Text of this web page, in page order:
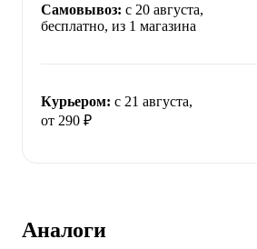
Самовывоз: c 20 августа,
бесплатно, из 1 магазина
Курьером: c 21 августа,
от 290 ₽
Аналоги